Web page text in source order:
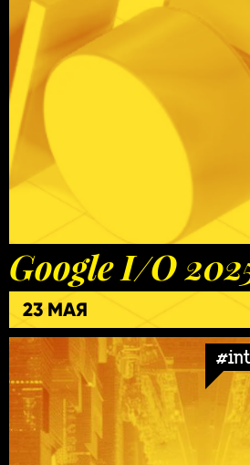
Google I/O
23 МАЯ